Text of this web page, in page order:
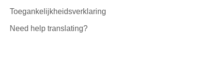
Toegankelijkheidsverklaring
Need help translating?